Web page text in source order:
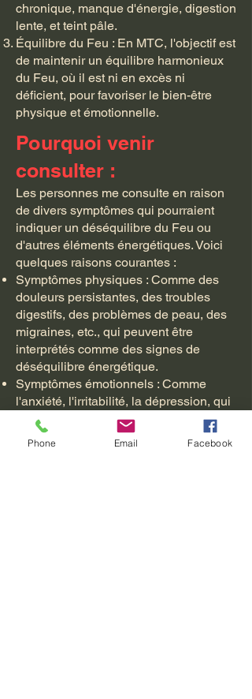
chronique, manque d'énergie, digestion
lente, et teint pâle.
Équilibre du Feu : En MTC, l'objectif est
de maintenir un équilibre harmonieux
du Feu, où il est ni en excès ni
déficient, pour favoriser le bien-être
physique et émotionnelle.
Pourquoi venir
consulter :
Les personnes me consulte en raison
de divers symptômes qui pourraient
indiquer un déséquilibre du Feu ou
d'autres éléments énergétiques. Voici
quelques raisons courantes :
Symptômes physiques : Comme des
douleurs persistantes, des troubles
digestifs, des problèmes de peau, des
migraines, etc., qui peuvent être
interprétés comme des signes de
déséquilibre énergétique.
Symptômes émotionnels : Comme
l'anxiété, l'irritabilité, la dépression, qui
peuvent également être liés à des
déséquilibres énergétiques.
Phone Email Facebook